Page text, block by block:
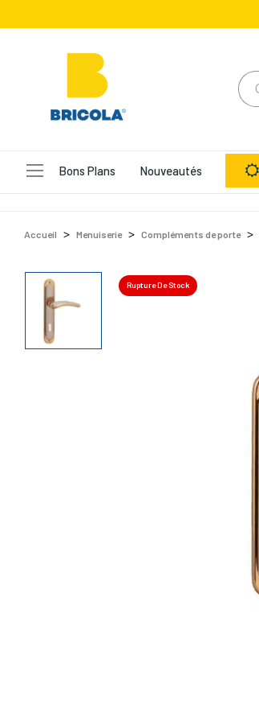
Bons Plans Nouveautés
Accueil Menuiserie Compléments de porte
Rupture De Stock